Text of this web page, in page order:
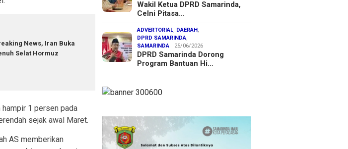
News, Iran Buka
Selat Hormuz
1 persen pada
sejak awal Maret.
AS memberikan
Wakil Ketua DPRD Samarinda,
Celni Pitasa…
ADVERTORIAL, DAERAH ,
DPRD SAMARINDA,
SAMARINDA
25/06/2026
DPRD Samarinda Dorong
Program Bantuan Hi…